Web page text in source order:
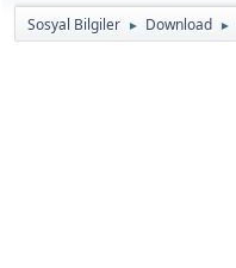
Sosyal Bilgiler ► Download ►